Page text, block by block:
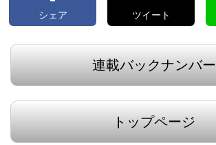
シェア ツイート
連載バックナンバー
トップページ